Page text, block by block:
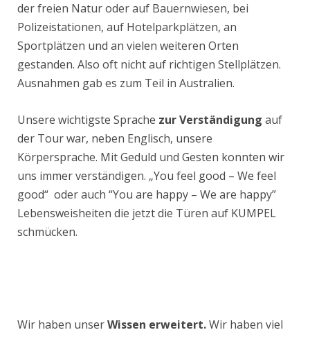
der freien Natur oder auf Bauernwiesen, bei
Polizeistationen, auf Hotelparkplätzen, an
Sportplätzen und an vielen weiteren Orten
gestanden. Also oft nicht auf richtigen Stellplätzen.
Ausnahmen gab es zum Teil in Australien.
Unsere wichtigste Sprache zur Verständigung auf
der Tour war, neben Englisch, unsere
Körpersprache. Mit Geduld und Gesten konnten wir
uns immer verständigen. „You feel good – We feel
good“ oder auch “You are happy – We are happy”
Lebensweisheiten die jetzt die Türen auf KUMPEL
schmücken.
Wir haben unserWissen erweitert.Wir haben viel